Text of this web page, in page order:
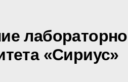
«Сириус»